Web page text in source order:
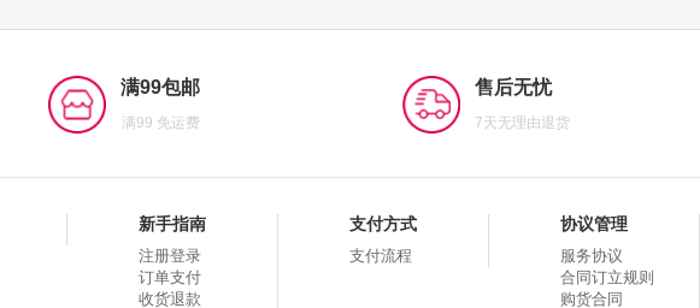
满99包邮
满99 免运费
售后无忧
7天无理由退货
新手指南
注册登录
订单支付
收货退款
支付方式
支付流程
协议管理
服务协议
合同订立规则
购货合同